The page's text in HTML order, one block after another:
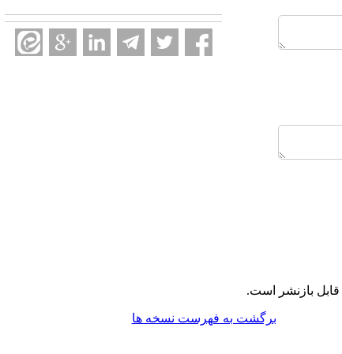
قابل بازنشر است.
برگشت به فهرست نسخه ها